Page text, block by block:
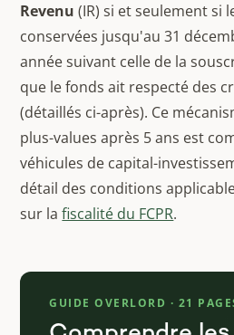
Revenu (IR) si et seulement si
conservées jusqu'au 31
année suivant celle de la
que le fonds ait respecté des
(détaillés ci-après). Ce
plus-values après 5 ans est
véhicules de capital-
détail des conditions
sur lafiscalité du FCPR.
GUIDE OVERLORD · 21